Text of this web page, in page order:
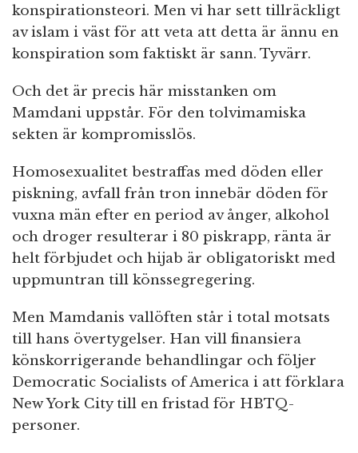
konspirationsteori. Men vi har sett tillräckligt
av islam i väst för att veta att detta är ännu en
konspiration som faktiskt är sann. Tyvärr.
Och det är precis här misstanken om
Mamdani uppstår. För den tolvimamiska
sekten är kompromisslös.
Homosexualitet bestraffas med döden eller
piskning, avfall från tron innebär döden för
vuxna män efter en period av ånger, alkohol
och droger resulterar i 80 piskrapp, ränta är
helt förbjudet och hijab är obligatoriskt med
uppmuntran till könssegregering.
Men Mamdanis vallöften står i total motsats
till hans övertygelser. Han vill finansiera
könskorrigerande behandlingar och följer
Democratic Socialists of America i att förklara
New York City till en fristad för HBTQ-
personer.